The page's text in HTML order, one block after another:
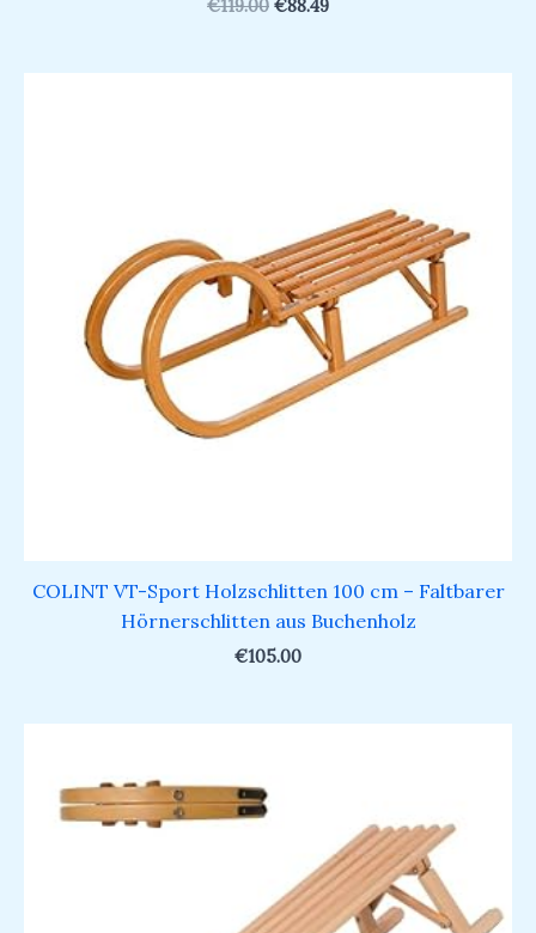
€119.00 €88.49
COLINT VT-Sport Holzschlitten 100 cm – Faltbarer
Hörnerschlitten aus Buchenholz
€105.00